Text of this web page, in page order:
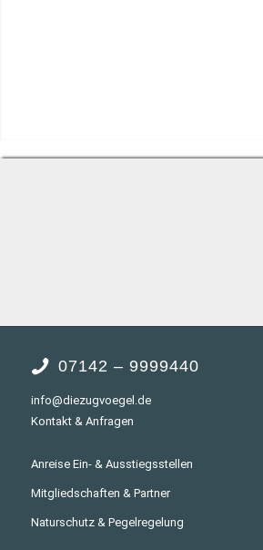
07142 – 9999440
info@diezugvoegel.de
Kontakt & Anfragen
Anreise Ein- & Ausstiegsstellen
Mitgliedschaften & Partner
Naturschutz & Pegelregelung